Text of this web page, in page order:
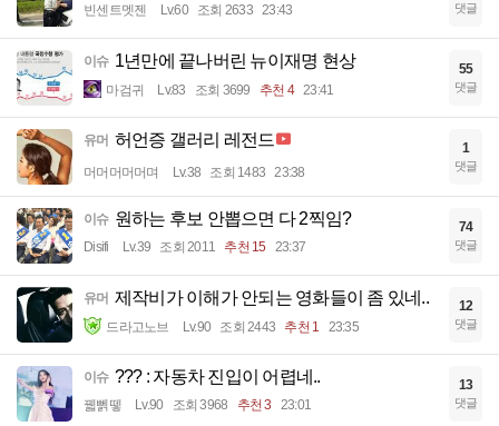
빈센트멧젠 Lv.60 조회 2633 23:43 댓글
이슈 1년만에 끝나버린 뉴이재명 현상
마검귀 Lv.83 조회 3699 추천 4 23:41
55
댓글
유머 허언증 갤러리 레전드
머머머머머며 Lv.38 조회 1483 23:38
1
댓글
이슈 원하는 후보 안뽑으면 다 2찍임?
Disifi Lv.39 조회 2011 추천 15 23:37
74
댓글
유머 제작비가 이해가 안되는 영화들이 좀 있네..
드라고노브 Lv.90 조회 2443 추천 1 23:35
12
댓글
이슈 ??? : 자동차 진입이 어렵네..
꿻뻵뗗 Lv.90 조회 3968 추천 3 23:01
13
댓글